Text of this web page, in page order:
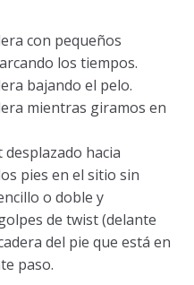
con pequeños
los tiempos.
bajando el pelo.
mientras giramos en
hacia
pies en el sitio sin
o doble y
de twist (delante
del pie que está en
paso.